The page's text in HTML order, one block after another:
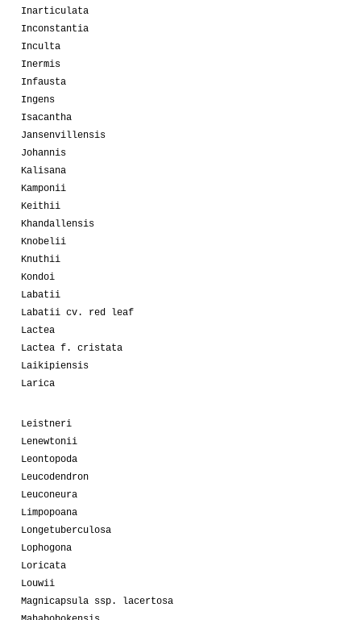
Inarticulata
Inconstantia
Inculta
Inermis
Infausta
Ingens
Isacantha
Jansenvillensis
Johannis
Kalisana
Kamponii
Keithii
Khandallensis
Knobelii
Knuthii
Kondoi
Labatii
Labatii cv. red leaf
Lactea
Lactea f. cristata
Laikipiensis
Larica
Leistneri
Lenewtonii
Leontopoda
Leucodendron
Leuconeura
Limpopoana
Longetuberculosa
Lophogona
Loricata
Louwii
Magnicapsula ssp. lacertosa